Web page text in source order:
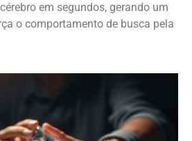
em segundos, gerando um
o comportamento de busca pela